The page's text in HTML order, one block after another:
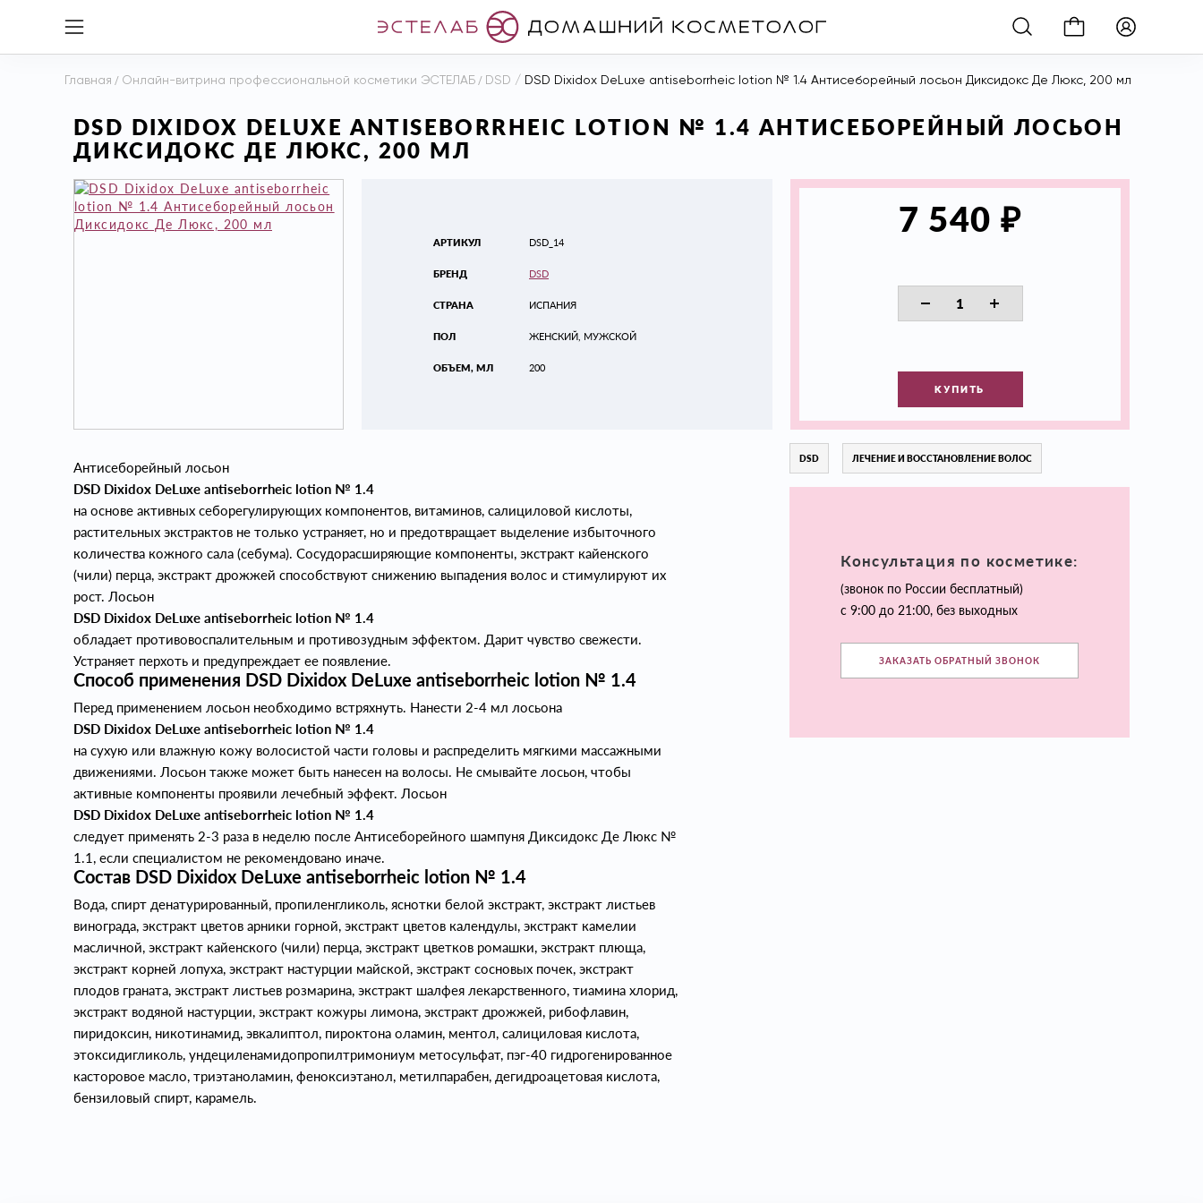
Главная / Онлайн-витрина профессиональной косметики ЭСТЕЛАБ / DSD / DSD Dixidox DeLuxe antiseborrheic lotion № 1.4 Антисеборейный лосьон Диксидокс Де Люкс, 200 мл
DSD DIXIDOX DELUXE ANTISEBORRHEIC LOTION № 1.4 АНТИСЕБОРЕЙНЫЙ ЛОСЬОН
ДИКСИДОКС ДЕ ЛЮКС, 200 МЛ
АРТИКУЛ
БРЕНД
СТРАНА
ПОЛ
ОБЪЕМ, МЛ
DSD_14
DSD
ИСПАНИЯ
ЖЕНСКИЙ, МУЖСКОЙ
200
7 540 ₽
КУПИТЬ
Антисеборейный лосьон
DSD Dixidox DeLuxe antiseborrheic lotion № 1.4
на основе активных себорегулирующих компонентов, витаминов, салициловой кислоты,
растительных экстрактов не только устраняет, но и предотвращает выделение избыточного
количества кожного сала (себума). Сосудорасширяющие компоненты, экстракт кайенского
(чили) перца, экстракт дрожжей способствуют снижению выпадения волос и стимулируют их
рост. Лосьон
DSD Dixidox DeLuxe antiseborrheic lotion № 1.4
обладает противовоспалительным и противозудным эффектом. Дарит чувство свежести.
Устраняет перхоть и предупреждает ее появление.
Способ применения DSD Dixidox DeLuxe antiseborrheic lotion № 1.4
Перед применением лосьон необходимо встряхнуть. Нанести 2-4 мл лосьона
DSD Dixidox DeLuxe antiseborrheic lotion № 1.4
на сухую или влажную кожу волосистой части головы и распределить мягкими массажными
движениями. Лосьон также может быть нанесен на волосы. Не смывайте лосьон, чтобы
активные компоненты проявили лечебный эффект. Лосьон
DSD Dixidox DeLuxe antiseborrheic lotion № 1.4
следует применять 2-3 раза в неделю после Антисеборейного шампуня Диксидокс Де Люкс №
1.1, если специалистом не рекомендовано иначе.
Состав DSD Dixidox DeLuxe antiseborrheic lotion № 1.4
Вода, спирт денатурированный, пропиленгликоль, яснотки белой экстракт, экстракт листьев
винограда, экстракт цветов арники горной, экстракт цветов календулы, экстракт камелии
масличной, экстракт кайенского (чили) перца, экстракт цветков ромашки, экстракт плюща,
экстракт корней лопуха, экстракт настурции майской, экстракт сосновых почек, экстракт
плодов граната, экстракт листьев розмарина, экстракт шалфея лекарственного, тиамина хлорид,
экстракт водяной настурции, экстракт кожуры лимона, экстракт дрожжей, рибофлавин,
пиридоксин, никотинамид, эвкалиптол, пироктона оламин, ментол, салициловая кислота,
этоксидигликоль, ундециленамидопропилтримониум метосульфат, пэг-40 гидрогенированное
касторовое масло, триэтаноламин, феноксиэтанол, метилпарабен, дегидроацетовая кислота,
бензиловый спирт, карамель.
DSD ЛЕЧЕНИЕ И ВОССТАНОВЛЕНИЕ ВОЛОС
Консультация по косметике:
(звонок по России бесплатный)
с 9:00 до 21:00, без выходных
ЗАКАЗАТЬ ОБРАТНЫЙ ЗВОНОК